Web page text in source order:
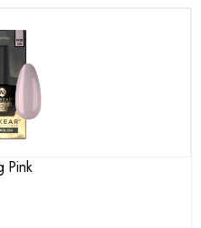
Pink